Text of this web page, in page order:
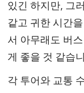
있긴 하지만, 그
같고 귀한 시간
서 아무래도 버
게 좋을 것 같습
각 투어와 교통